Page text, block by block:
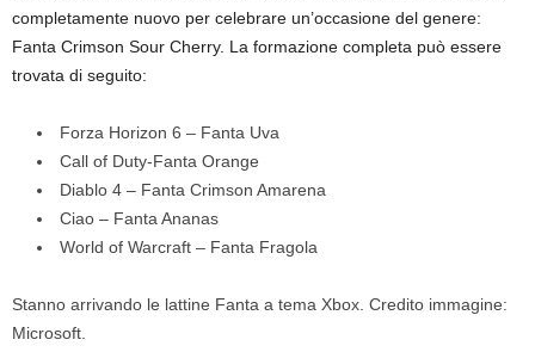
completamente nuovo per celebrare un’occasione del genere:
Fanta Crimson Sour Cherry. La formazione completa può essere
trovata di seguito:
Forza Horizon 6 – Fanta Uva
Call of Duty-Fanta Orange
Diablo 4 – Fanta Crimson Amarena
Ciao – Fanta Ananas
World of Warcraft – Fanta Fragola
Stanno arrivando le lattine Fanta a tema Xbox. Credito immagine:
Microsoft.